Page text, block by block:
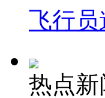
飞行
热点新